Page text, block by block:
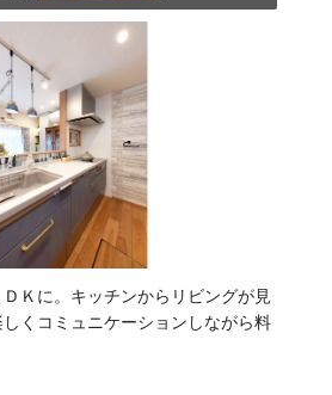
Ｋに。キッチンからリビングが見
くコミュニケーションしながら料